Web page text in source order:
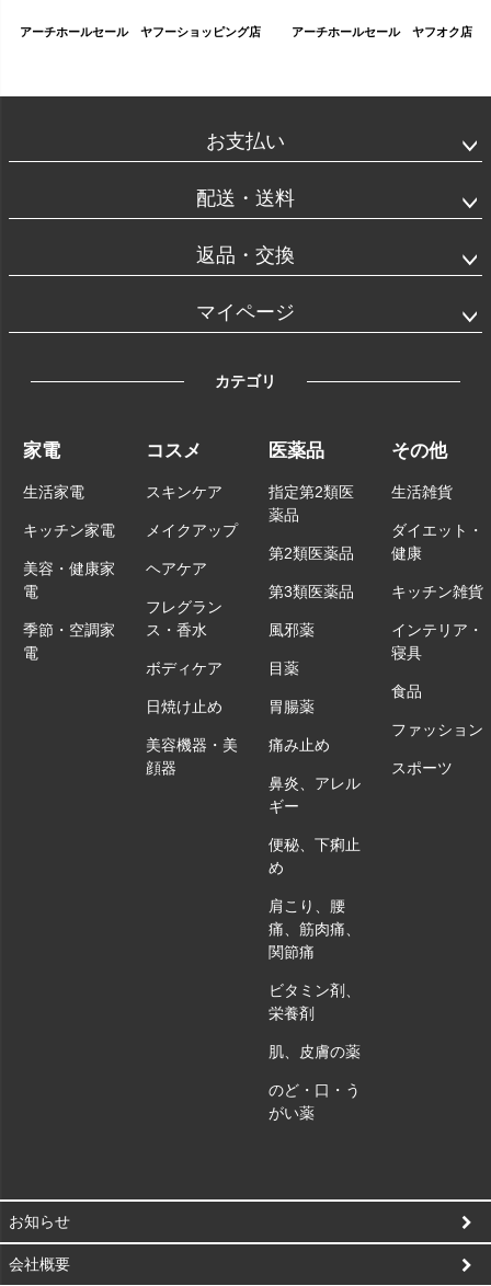
アーチホールセール ヤフーショッピング店 アーチホールセール ヤフオク店
お支払い
配送・送料
返品・交換
マイページ
カテゴリ
家電
生活家電
キッチン家電
美容・健康家
電
季節・空調家
電
コスメ
スキンケア
メイクアップ
ヘアケア
フレグラン
ス・香水
ボディケア
日焼け止め
美容機器・美
顔器
医薬品
指定第2類医
薬品
第2類医薬品
第3類医薬品
風邪薬
目薬
胃腸薬
痛み止め
鼻炎、アレル
ギー
便秘、下痢止
め
肩こり、腰
痛、筋肉痛、
関節痛
ビタミン剤、
栄養剤
肌、皮膚の薬
のど・口・う
がい薬
その他
生活雑貨
ダイエット・
健康
キッチン雑貨
インテリア・
寝具
食品
ファッション
スポーツ
お知らせ
会社概要